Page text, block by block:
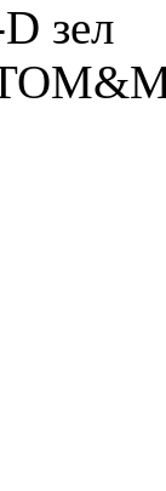
зел